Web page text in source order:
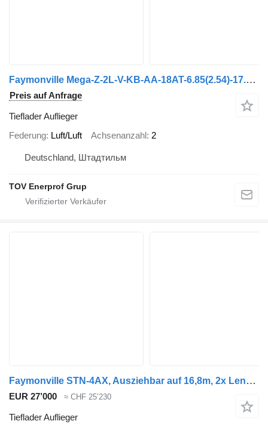
Faymonville Mega-Z-2L-V-KB-AA-18AT-6.85(2.54)-17.5-2.54
Preis auf Anfrage
Tieflader Auflieger
Federung Luft/Luft Achsenanzahl 2
Deutschland, Штадтильм
TOV Enerprof Grup
Faymonville STN-4AX, Ausziehbar auf 16,8m, 2x Lenkachse
EUR 27’000 ≈ CHF 25’230
Tieflader Auflieger